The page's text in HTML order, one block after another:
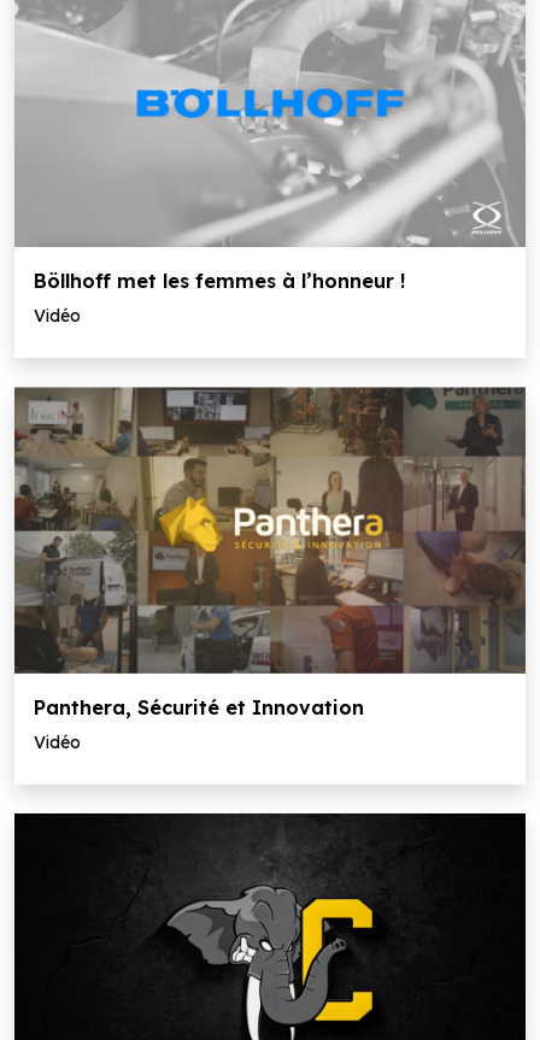
Böllhoff met les femmes à l’honneur !
Vidéo
Panthera, Sécurité et Innovation
Vidéo